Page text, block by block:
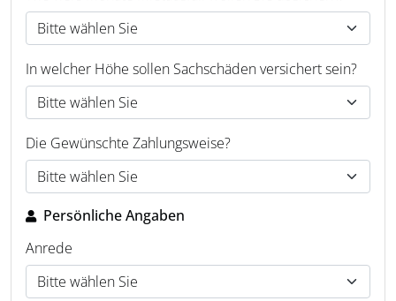
In welcher Höhe sollen Sachschäden versichert sein?
Die Gewünschte Zahlungsweise?
Persönliche Angaben
Anrede